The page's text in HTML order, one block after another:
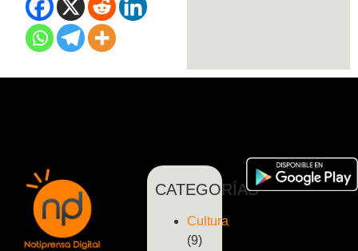
CATEGORÍAS
Cultura
(9)